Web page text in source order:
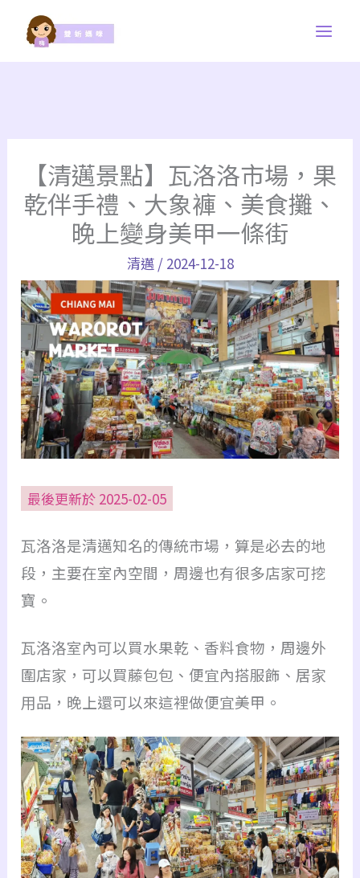
【清邁景點】瓦洛洛市場，果
乾伴手禮、大象褲、美食攤、
晚上變身美甲一條街
清邁/ 2024-12-18
最後更新於 2025-02-05
瓦洛洛是清邁知名的傳統市場，算是必去的地
段，主要在室內空間，周邊也有很多店家可挖
寶。
瓦洛洛室內可以買水果乾、香料食物，周邊外
圍店家，可以買藤包包、便宜內搭服飾、居家
用品，晚上還可以來這裡做便宜美甲。